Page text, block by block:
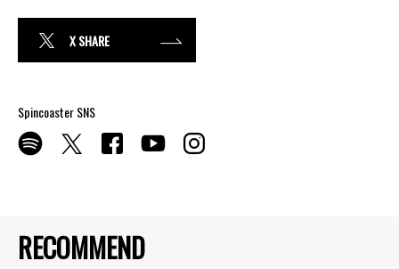
RECOMMEND
X SHARE
Spincoaster SNS